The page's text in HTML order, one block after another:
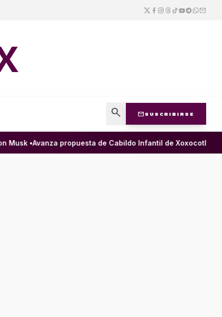
search mail SUSCRIBIRSE
•Avanza propuesta de Cabildo Infantil de Xoxocotlán